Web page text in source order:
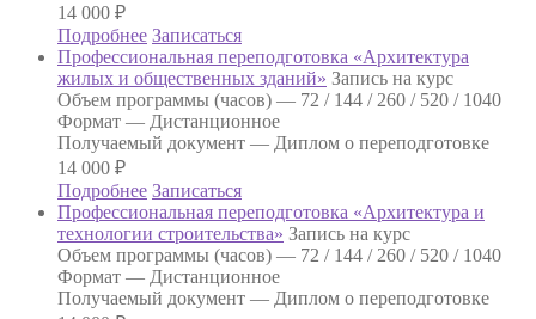
14 000 ₽
Подробнее Записаться
Профессиональная переподготовка «Архитектура
жилых и общественных зданий» Запись на курс
Объем программы (часов) — 72 / 144 / 260 / 520 / 1040
Формат — Дистанционное
Получаемый документ — Диплом о переподготовке
14 000 ₽
Подробнее Записаться
Профессиональная переподготовка «Архитектура и
технологии строительства» Запись на курс
Объем программы (часов) — 72 / 144 / 260 / 520 / 1040
Формат — Дистанционное
Получаемый документ — Диплом о переподготовке